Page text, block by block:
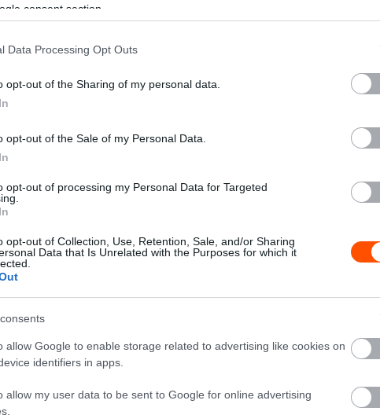
consent section.
Data Processing Opt Outs
opt-out of the Sharing of my personal data.
opt-out of the Sale of my Personal Data.
opt-out of processing my Personal Data for Targeted
opt-out of Collection, Use, Retention, Sale, and/or Sharing
Data that Is Unrelated with the Purposes for which it
allow Google to enable storage related to advertising like cookies on
identifiers in apps.
allow my user data to be sent to Google for online advertising
X Pinterest WhatsApp
adatbázissal rendelkező rally oldalon,
de a jelenlegi helyzetünk arra kényszerített, hogy
– í
felhívni a figyelmet arra, hogy egy ekkora
rally adatot gyűjtöttünk össze. Naponta
is beleértve, hogy minél hamarabb
csak a tavalyi évben 350 000 nevezéssel és
jelent… Csaknem 10 millió szakaszeredmény
olyan nagy partnert, vagy szponzort, aki
Nem vagyunk üzletemberek,